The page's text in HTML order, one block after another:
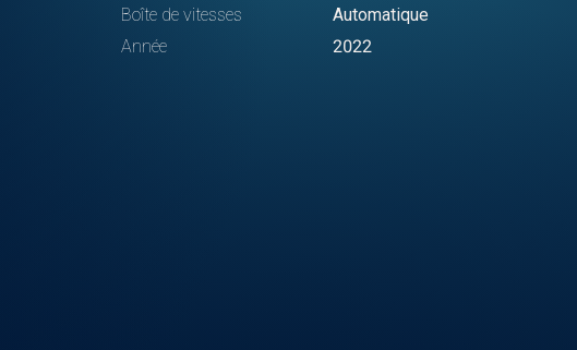
Boîte de vitesses
Automatique
Année
2022